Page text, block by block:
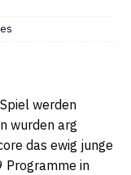
werden
wurden arg
das ewig junge
Programme in